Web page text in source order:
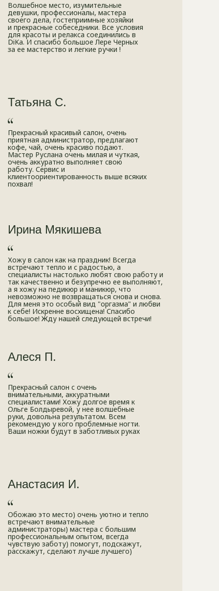
Волшебное место, изумительные
девушки, профессионалы, мастера
своего дела, гостеприимные хозяйки
и прекрасные собеседники. Все условия
для красоты и релакса соединились в
DiKa. И спасибо большое Лере Черных
за ее мастерство и легкие ручки !
Татьяна С.
Прекрасный красивый салон, очень
приятная администратор, предлагают
кофе, чай, очень красиво подают.
Мастер Руслана очень милая и чуткая,
очень аккуратно выполняет свою
работу. Сервис и
клиентоориентированность выше всяких
похвал!
Ирина Мякишева
Хожу в салон как на праздник! Всегда
встречают тепло и с радостью, а
специалисты настолько любят свою работу и
так качественно и безупречно ее выполняют,
а я хожу на педикюр и маникюр, что
невозможно не возвращаться снова и снова.
Для меня это особый вид "оргазма" и любви
к себе! Искренне восхищена! Спасибо
большое! Жду нашей следующей встречи!
Алеся П.
Прекрасный салон с очень
внимательными, аккуратными
специалистами! Хожу долгое время к
Ольге Болдыревой, у нее волшебные
руки, довольна результатом. Всем
рекомендую у кого проблемные ногти.
Ваши ножки будут в заботливых руках
Анастасия И.
Обожаю это место) очень уютно и тепло
встречают внимательные
администраторы) мастера с большим
профессиональным опытом, всегда
чувствую заботу) помогут, подскажут,
расскажут, сделают лучше лучшего)
от пациентов
Чем подологический
педикюр отличается от
обычного?
Какой метод обработки
Можно ли сделать педикюр
Какое покрытие безопаснее
для ногтей?
Можно ли сделать педикюр
без обработки стоп?